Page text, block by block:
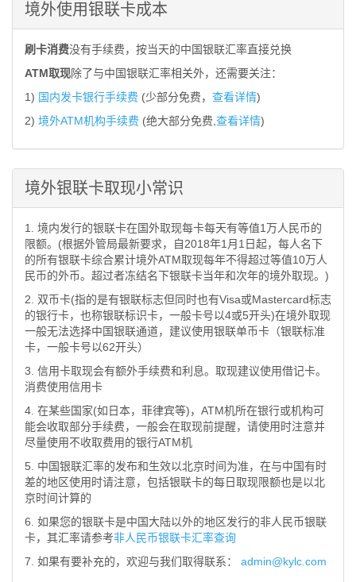
境外使用银联卡成本
刷卡消费没有手续费，按当天的中国银联汇率直接兑换
ATM取现除了与中国银联汇率相关外，还需要关注：
1) 国内发卡银行手续费 (少部分免费， 查看详情)
2) 境外ATM机构手续费 (绝大部分免费, 查看详情)
境外银联卡取现小常识
1. 境内发行的银联卡在国外取现每卡每天有等值1万人民币的
限额。(根据外管局最新要求，自2018年1月1日起，每人名下
的所有银联卡综合累计境外ATM取现每年不得超过等值10万人
民币的外币。超过者冻结名下银联卡当年和次年的境外取现。)
2. 双币卡(指的是有银联标志但同时也有Visa或Mastercard标志
的银行卡，也称银联标识卡，一般卡号以4或5开头)在境外取现
一般无法选择中国银联通道，建议使用银联单币卡（银联标准
卡，一般卡号以62开头）
3. 信用卡取现会有额外手续费和利息。取现建议使用借记卡。
消费使用信用卡
4. 在某些国家(如日本，菲律宾等)，ATM机所在银行或机构可
能会收取部分手续费，一般会在取现前提醒，请使用时注意并
尽量使用不收取费用的银行ATM机
5. 中国银联汇率的发布和生效以北京时间为准，在与中国有时
差的地区使用时请注意，包括银联卡的每日取现限额也是以北
京时间计算的
6. 如果您的银联卡是中国大陆以外的地区发行的非人民币银联
卡，其汇率请参考非人民币银联卡汇率查询
7. 如果有要补充的，欢迎与我们取得联系： admin@kylc.com